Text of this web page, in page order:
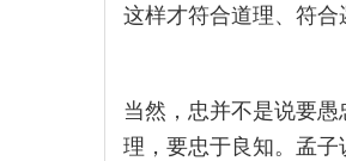
这样才符合道理、符合
当然，忠并不是说要
理，要忠于良知。孟子